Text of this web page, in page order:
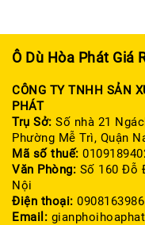
Ô Dù Hòa Phát Giá
CÔNG TY TNHH SẢN
PHÁT
Trụ Sở: Số nhà 21
Phường Mễ Trì, Quận
Mã số thuế:
Văn Phòng: Số 160 Đỗ
Nội
Điện thoại:
Email: